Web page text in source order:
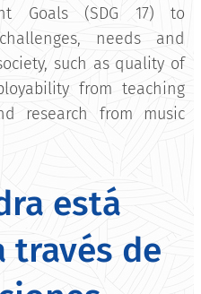
Goals (SDG 17) to
needs and
such as quality of
from teaching
research from music
está
través de